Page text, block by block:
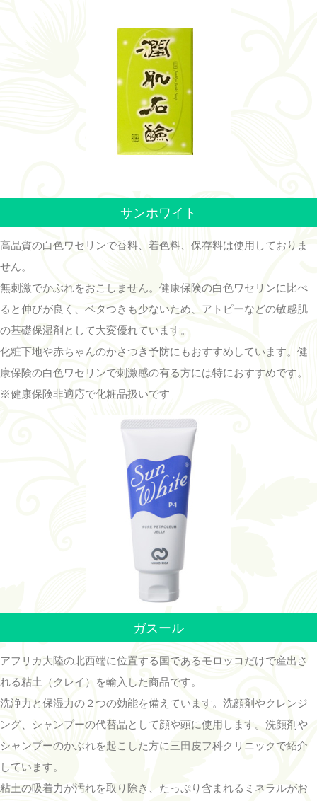
サンホワイト
高品質の白色ワセリンで香料、着色料、保存料は使用しておりま
せん。
無刺激でかぶれをおこしません。健康保険の白色ワセリンに比べ
ると伸びが良く、ベタつきも少ないため、アトピーなどの敏感肌
の基礎保湿剤として大変優れています。
化粧下地や赤ちゃんのかさつき予防にもおすすめしています。健
康保険の白色ワセリンで刺激感の有る方には特におすすめです。
※健康保険非適応で化粧品扱いです
ガスール
アフリカ大陸の北西端に位置する国であるモロッコだけで産出さ
れる粘土（クレイ）を輸入した商品です。
洗浄力と保湿力の２つの効能を備えています。洗顔剤やクレンジ
ング、シャンプーの代替品として顔や頭に使用します。洗顔剤や
シャンプーのかぶれを起こした方に三田皮フ科クリニックで紹介
しています。
粘土の吸着力が汚れを取り除き、たっぷり含まれるミネラルがお